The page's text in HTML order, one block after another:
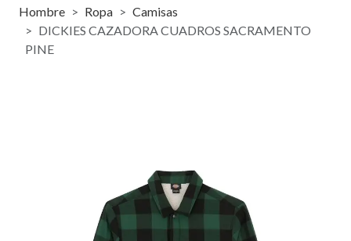
Hombre Ropa
Camisas
DICKIES CAZADORA CUADROS SACRAMENTO
PINE